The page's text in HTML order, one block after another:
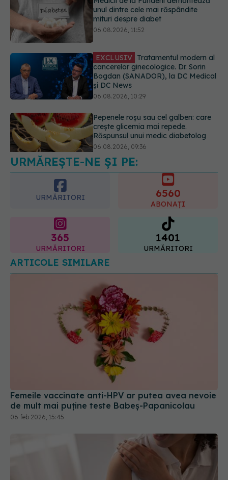
EXCLUSIV Tratamentul modern al
cancerelor ginecologice. Dr. Sorin
Bogdan (SANADOR), la DC Medical
și DC News
Pepenele roșu sau cel galben: care
crește glicemia mai repede.
Răspunsul unui medic diabetolog
06.08.2026, 09:36
EXCLUSIV Cum schimbă
Inteligența Artificială relația dintre
medic și pacient
06.08.2026, 14:34
URMĂREȘTE-NE ȘI PE:
URMĂRITORI
365 1401
URMĂRITORI
ARTICOLE SIMILARE
Femeile vaccinate anti-HPV ar putea avea nevoie
de mult mai puține teste Babeș-Papanicolau